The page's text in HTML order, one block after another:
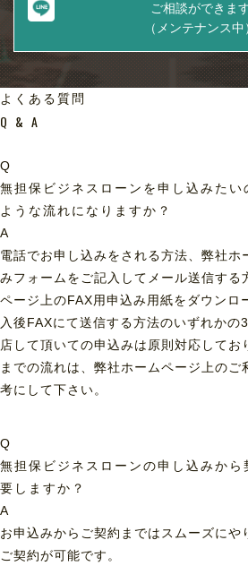
ご相談ができま
（メンテナンス中
よくある質問
Q & A
Q
無担保ビジネスローンを申し込みた
ような流れになりますか？
A
電話でお申し込みをされる方法、弊社ホ
みフォームをご記入してメール送信する
ページ上のFAX用申込み用紙をダウンロ
入後FAXにて送信する方法のいずれかの
店して頂いての申込みは原則対応してお
までの流れは、弊社ホームページ上のご
考にして下さい。
Q
無担保ビジネスローンの申し込みから
要しますか？
A
お申込みからご契約まではスムーズにや
ご契約が可能です。